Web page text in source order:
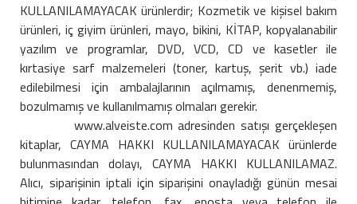
KULLANILAMAYACAK ürünlerdir; Kozmetik ve kişisel bakım
ürünleri, iç giyim ürünleri, mayo, bikini, KİTAP, kopyalanabilir
yazılım ve programlar, DVD, VCD, CD ve kasetler ile
kırtasiye sarf malzemeleri (toner, kartuş, şerit vb.) iade
edilebilmesi için ambalajlarının açılmamış, denenmemiş,
bozulmamış ve kullanılmamış olmaları gerekir.
www.alveiste.com adresinden satışı gerçekleşen
kitaplar, CAYMA HAKKI KULLANILAMAYACAK ürünlerde
bulunmasından dolayı, CAYMA HAKKI KULLANILAMAZ.
Alıcı, siparişinin iptali için siparişini onayladığı günün mesai